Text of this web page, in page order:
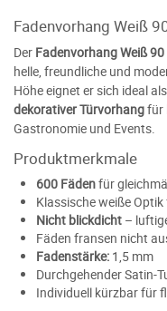
Fadenvorhang Weiß
Der Fadenvorhang Weiß
helle, freundliche und
Höhe eignet er sich ideal als
dekorativer Türvorhangfür
Gastronomie und Events.
Produktmerkmale
600 Fädenfür
Klassische weiße
Nicht blickdicht –
Fäden fransen nicht
Fadenstärke: 1,5 mm
Durchgehender Satin-
Individuell kürzbar für